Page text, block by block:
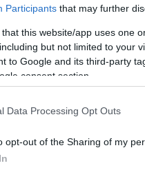
Participants that may further
that this website/app uses one
but not limited to your
to Google and its third-party
consent section.
Data Processing Opt Outs
opt-out of the Sharing of my
πρώτο ημίχρονο και
θριάμβου στην